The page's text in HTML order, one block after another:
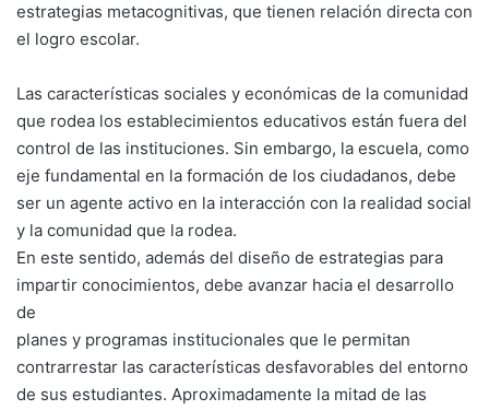
estrategias metacognitivas, que tienen relación directa con
el logro escolar.
Las características sociales y económicas de la comunidad
que rodea los establecimientos educativos están fuera del
control de las instituciones. Sin embargo, la escuela, como
eje fundamental en la formación de los ciudadanos, debe
ser un agente activo en la interacción con la realidad social
y la comunidad que la rodea.
En este sentido, además del diseño de estrategias para
impartir conocimientos, debe avanzar hacia el desarrollo
de
planes y programas institucionales que le permitan
contrarrestar las características desfavorables del entorno
de sus estudiantes. Aproximadamente la mitad de las